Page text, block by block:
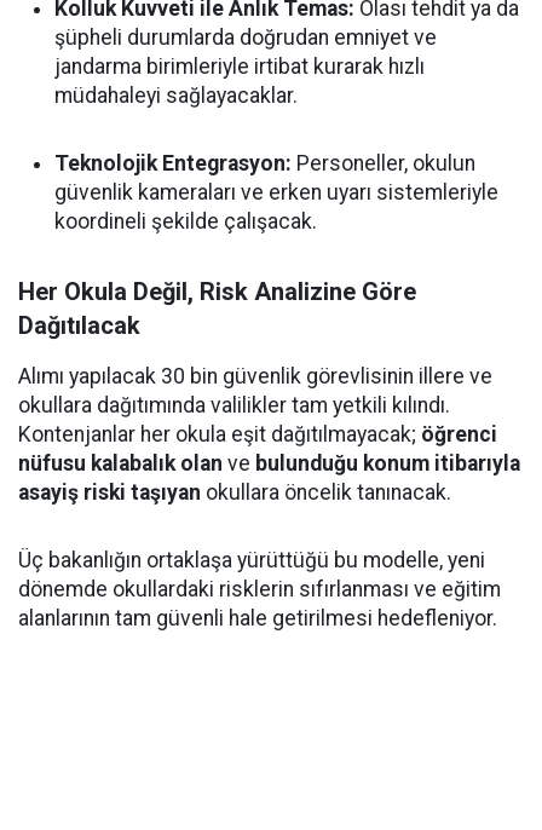
Kolluk Kuvveti ile Anlık Temas: Olası tehdit ya da
şüpheli durumlarda doğrudan emniyet ve
jandarma birimleriyle irtibat kurarak hızlı
müdahaleyi sağlayacaklar.
Teknolojik Entegrasyon: Personeller, okulun
güvenlik kameraları ve erken uyarı sistemleriyle
koordineli şekilde çalışacak.
Her Okula Değil, Risk Analizine Göre
Dağıtılacak
Alımı yapılacak 30 bin güvenlik görevlisinin illere ve
okullara dağıtımında valilikler tam yetkili kılındı.
Kontenjanlar her okula eşit dağıtılmayacak; öğrenci
nüfusu kalabalık olan ve bulunduğu konum itibarıyla
asayiş riski taşıyan okullara öncelik tanınacak.
Üç bakanlığın ortaklaşa yürüttüğü bu modelle, yeni
dönemde okullardaki risklerin sıfırlanması ve eğitim
alanlarının tam güvenli hale getirilmesi hedefleniyor.